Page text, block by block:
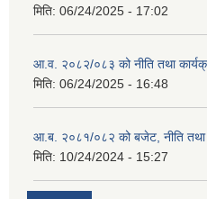
मिति: 06/24/2025 - 17:02
आ.व. २०८२/०८३ को नीति तथा
मिति: 06/24/2025 - 16:48
आ.ब. २०८१/०८२ को बजेट, नीति तथा
मिति: 10/24/2024 - 15:27